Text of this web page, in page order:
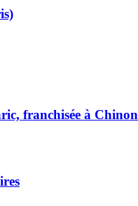
franchisée à Chinon